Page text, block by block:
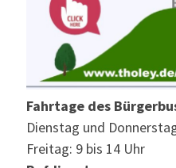
Fahrtage des
Dienstag und
Freitag: 9 bis 14 Uhr